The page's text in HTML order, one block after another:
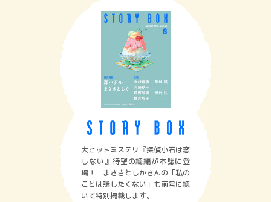
大ヒットミステリ『探偵小石は恋
しない』待望の続編が本誌に登
場！ まさきとしかさんの「私の
ことは話したくない」も前号に続
いて特別掲載します。